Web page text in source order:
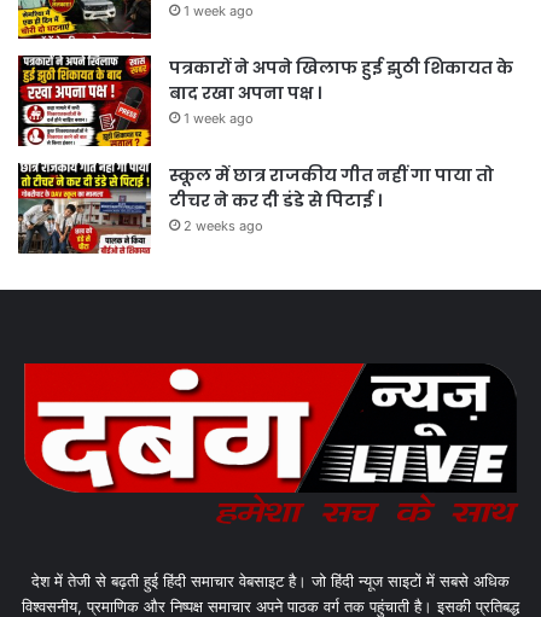
1 week ago
पत्रकारों ने अपने खिलाफ हुई झुठी शिकायत के
बाद रखा अपना पक्ष ।
1 week ago
स्कूल में छात्र राजकीय गीत नहीं गा पाया तो
टीचर ने कर दी डंडे से पिटाई ।
2 weeks ago
देश में तेजी से बढ़ती हुई हिंदी समाचार वेबसाइट है। जो हिंदी न्यूज साइटों में सबसे अधिक
विश्वसनीय, प्रमाणिक और निष्पक्ष समाचार अपने पाठक वर्ग तक पहुंचाती है। इसकी प्रतिबद्ध